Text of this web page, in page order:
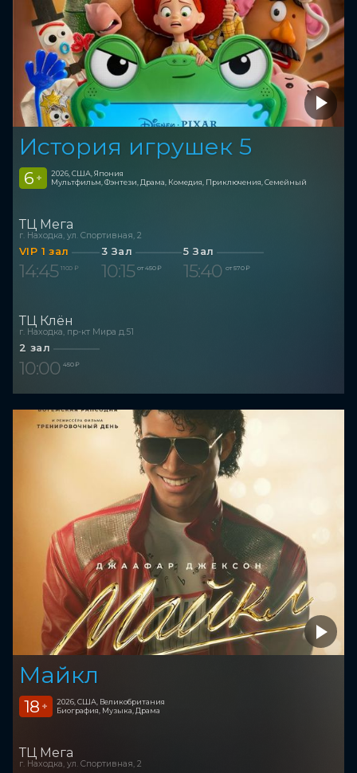
История игрушек 5
6 +
2026, США, Япония
Мультфильм, Фэнтези, Драма, Комедия, Приключения, Семейный
ТЦ Мега
г. Находка, ул. Спортивная, 2
VIP 1 зал
14:45 1 100 ₽
3 Зал
10:15 от 450 ₽
5 Зал
15:40 от 570 ₽
ТЦ Клён
г. Находка, пр-кт Мира д.51
2 зал
10:00 450 ₽
Майкл
18 +
2026, США, Великобритания
Биография, Музыка, Драма
ТЦ Мега
г. Находка, ул. Спортивная, 2